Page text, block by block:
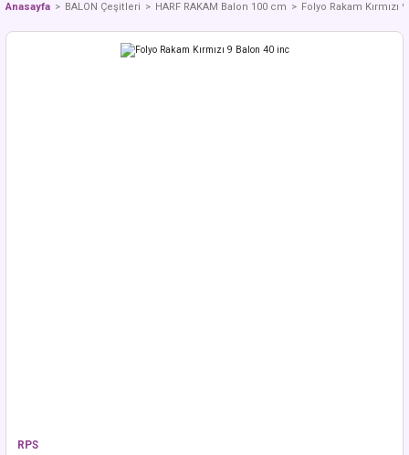
Anasayfa BALON Çeşitleri HARF RAKAM Balon 100 cm Folyo Rakam Kırmızı
RPS